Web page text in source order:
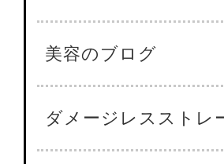
美容のブログ
ダメージレスストレ